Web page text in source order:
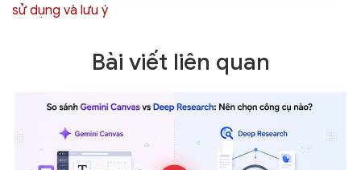
sử dụng và lưu ý
Bài viết liên quan